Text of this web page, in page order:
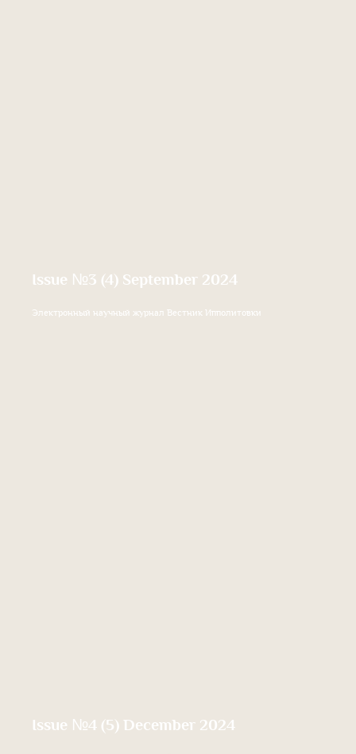
Issue №3 (4) September 2024
Электронный научный журнал Вестник Ипполитовки
Issue №4 (5) December 2024